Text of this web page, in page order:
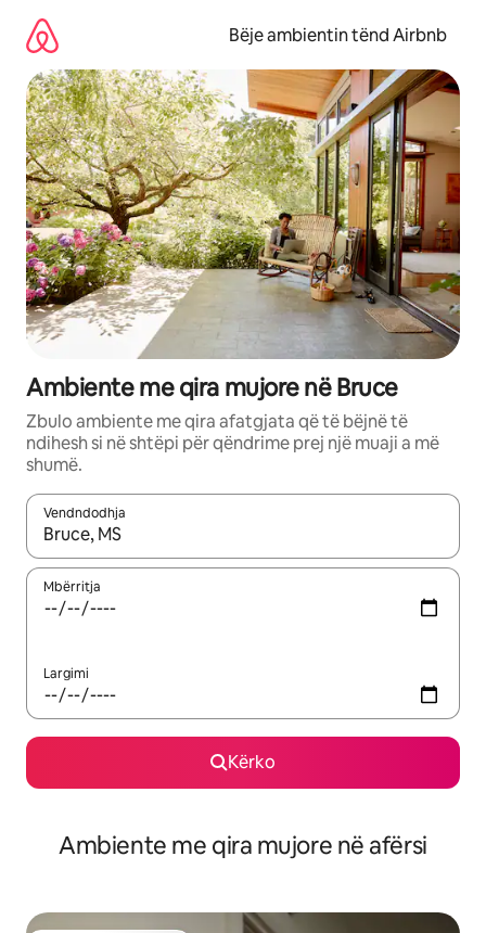
përmbajtja
Bëje ambientin tënd Airbnb
Ambiente me qira mujore në Bruce
Zbulo ambiente me qira afatgjata që të bëjnë të
ndihesh si në shtëpi për qëndrime prej një muaji a më
shumë.
Vendndodhja
Kur rezultatet të jenë të disponueshme, lëviz me butonat e
Mbërritja
Largimi
Kërko
Ambiente me qira mujore në afërsi